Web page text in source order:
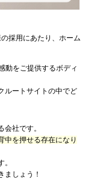
採用にあたり、ホーム
動をご提供するボディ
ルートサイトの中でど
社です。
中を押せる存在になり
ましょう！